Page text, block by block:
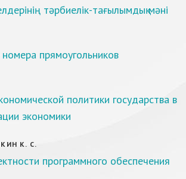
тәрбиелік-тағылымдық мәні
прямоугольников
политики государства в
экономики
К. С.
программного обеспечения